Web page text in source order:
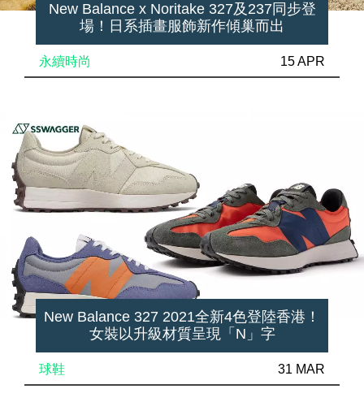
New Balance x Noritake 327及237同步登
場！日系插畫服飾新作傾巢而出
永續時尚 15 APR
New Balance 327 2021全新4色登陸香港！
女裝以升級材質呈現「N」字
球鞋 31 MAR